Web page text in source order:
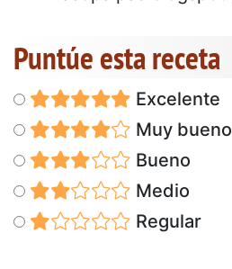
Puntúe esta receta
Excelente
Muy bueno
Bueno
Medio
Regular